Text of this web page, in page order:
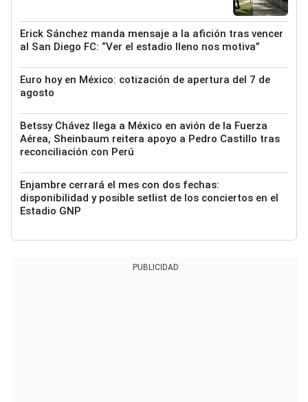
Erick Sánchez manda mensaje a la afición tras vencer
al San Diego FC: “Ver el estadio lleno nos motiva”
Euro hoy en México: cotización de apertura del 7 de
agosto
Betssy Chávez llega a México en avión de la Fuerza
Aérea, Sheinbaum reitera apoyo a Pedro Castillo tras
reconciliación con Perú
Enjambre cerrará el mes con dos fechas:
disponibilidad y posible setlist de los conciertos en el
Estadio GNP
PUBLICIDAD